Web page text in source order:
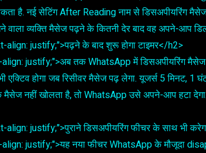
है. नई सेटिंग After Reading नाम से डिसअपीयरिंग
व्यक्ति मैसेज पढ़ने के कितनी देर बाद वह अपने-आप
justify;">पढ़ने के बाद शुरू होगा टाइमर</h2>
justify;">अब तक WhatsApp में डिसअपीयरिंग मैसेज
एक्टिव होगा जब रिसीवर मैसेज पढ़ लेगा. यूजर्स 5 मिनट, 1
नहीं खोलता है, तो WhatsApp उसे अपने-आप हटा देगा.
justify;">पुराने डिसअपीयरिंग फीचर के साथ भी
justify;">यह नया फीचर WhatsApp के मौजूदा